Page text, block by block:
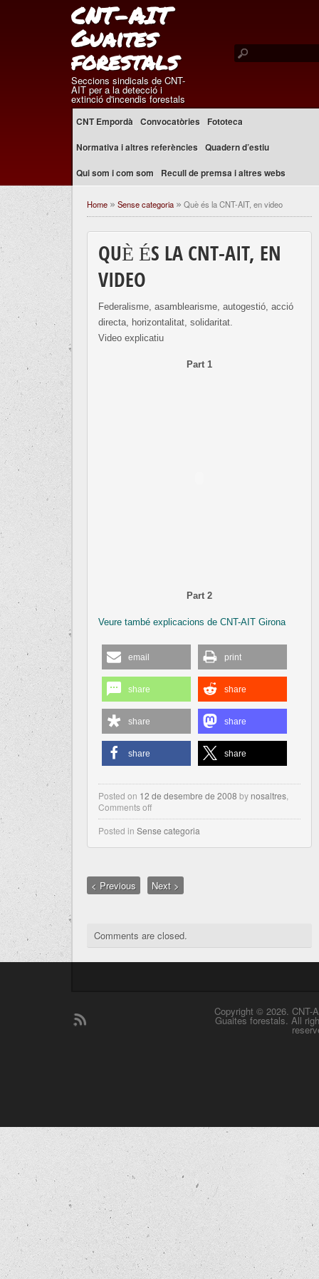
CNT-AIT
Guaites
forestals
Seccions sindicals de CNT-
AIT per a la detecció i
extinció d'incendis forestals
CNT Empordà Convocatòries
Fototeca
Normativa i altres referències Quadern d’estiu
Qui som i com som
Recull de premsa i altres webs
Home » Sense categoria » Què és la CNT-AIT, en video
QUÈ ÉS LA CNT-AIT, EN
VIDEO
Federalisme, asamblearisme, autogestió, acció
directa, horizontalitat, solidaritat.
Video explicatiu
Part 1
Part 2
Veure també explicacions de CNT-AIT Girona
email print
share share
share share
share share
Posted on 12 de desembre de 2008 by nosaltres
Comments off
Posted in Sense categoria
< Previous Next >
Comments are closed.
Copyright © 2026. CNT-
Guaites forestals. All